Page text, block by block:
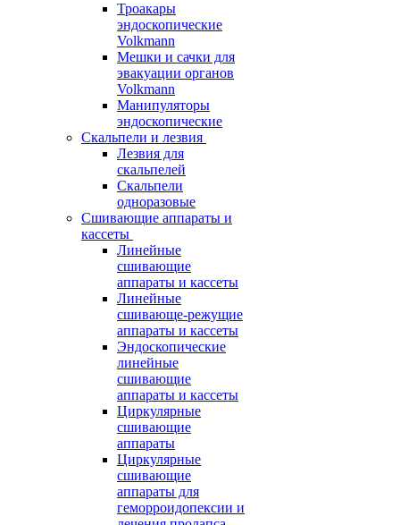
Троакары
эндоскопические
Volkmann
Мешки и сачки для
эвакуации органов
Volkmann
Манипуляторы
эндоскопические
Скальпели и лезвия
Лезвия для
скальпелей
Скальпели
одноразовые
Сшивающие аппараты и
кассеты
Линейные
сшивающие
аппараты и кассеты
Линейные
сшивающе-режущие
аппараты и кассеты
Эндоскопические
линейные
сшивающие
аппараты и кассеты
Циркулярные
сшивающие
аппараты
Циркулярные
сшивающие
аппараты для
геморроидопексии и